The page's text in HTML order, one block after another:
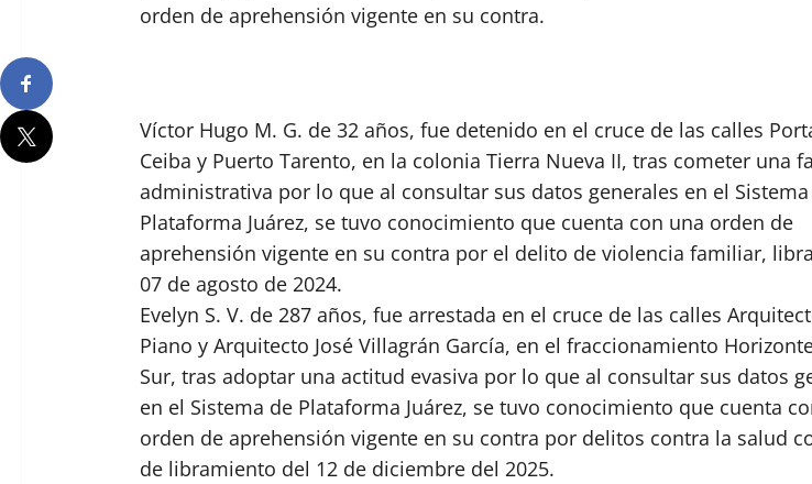
orden de aprehensión vigente en su contra.
Víctor Hugo M. G. de 32 años, fue detenido en el cruce de las calles
Ceiba y Puerto Tarento, en la colonia Tierra Nueva II, tras cometer una
administrativa por lo que al consultar sus datos generales en el
Plataforma Juárez, se tuvo conocimiento que cuenta con una orden de
aprehensión vigente en su contra por el delito de violencia familiar,
07 de agosto de 2024.
Evelyn S. V. de 287 años, fue arrestada en el cruce de las calles
Piano y Arquitecto José Villagrán García, en el fraccionamiento
Sur, tras adoptar una actitud evasiva por lo que al consultar sus datos
en el Sistema de Plataforma Juárez, se tuvo conocimiento que cuenta
orden de aprehensión vigente en su contra por delitos contra la salud
de libramiento del 12 de diciembre del 2025.